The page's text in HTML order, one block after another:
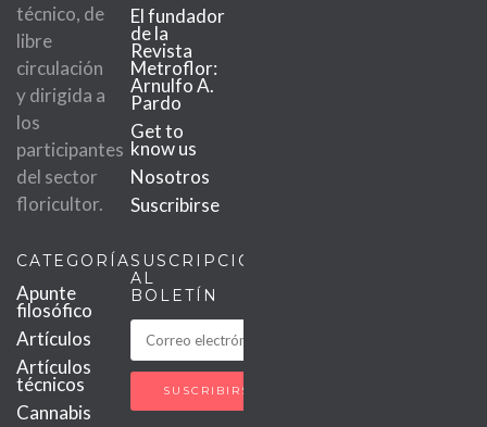
técnico, de
libre
circulación
y dirigida a
los
participantes
del sector
floricultor.
El fundador
de la
Revista
Metroflor:
Arnulfo A.
Pardo
Get to
know us
Nosotros
Suscribirse
CATEGORÍAS
Apunte
filosófico
Artículos
Artículos
técnicos
Cannabis
SUSCRIPCIÓN
AL
BOLETÍN